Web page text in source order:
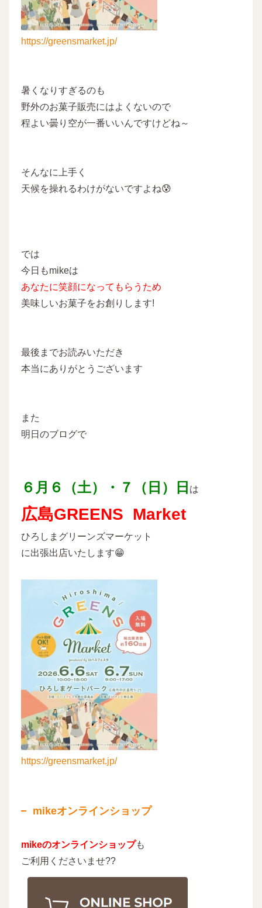
https://greensmarket.jp/
暑くなりすぎるのも
野外のお菓子販売にはよくないので
程よい曇り空が一番いいんですけどね～
そんなに上手く
天候を操れるわけがないですよね😰
では
今日もmikeは
あなたに笑顔になってもらうため
美味しいお菓子をお創りします!
最後までお読みいただき
本当にありがとうございます
また
明日のブログで
６月６（土）・７（日）日 は
広島GREENS Market
ひろしまグリーンズマーケット
に出張出店いたします😁
https://greensmarket.jp/
mikeオンラインショップ
mikeのオンラインショップも
ご利用くださいませ??